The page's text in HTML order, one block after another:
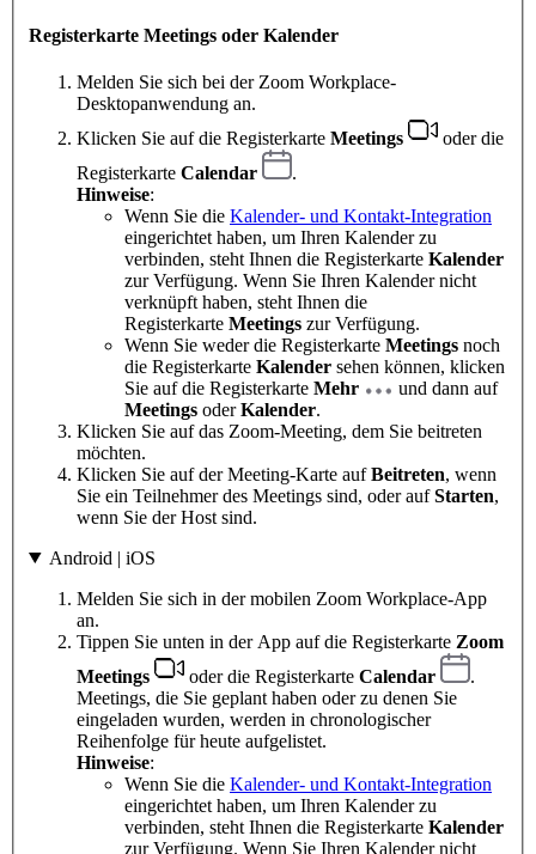
Registerkarte Meetings oder Kalender
Melden Sie sich bei der Zoom Workplace-
Desktopanwendung an.
Klicken Sie auf die Registerkarte Meetings
oder die
Registerkarte Calendar
.
Hinweise:
Wenn Sie die Kalender- und Kontakt-Integration
eingerichtet haben, um Ihren Kalender zu
verbinden, steht Ihnen die Registerkarte Kalender
zur Verfügung. Wenn Sie Ihren Kalender nicht
verknüpft haben, steht Ihnen die
Registerkarte Meetings zur Verfügung.
Wenn Sie weder die Registerkarte Meetings noch
die Registerkarte Kalender sehen können, klicken
Sie auf die Registerkarte Mehr
und dann auf
Meetings oderKalender.
Klicken Sie auf das Zoom-Meeting, dem Sie beitreten
möchten.
Klicken Sie auf der Meeting-Karte aufBeitreten, wenn
Sie ein Teilnehmer des Meetings sind, oder aufStarten,
wenn Sie der Host sind.
Android | iOS
Melden Sie sich in der mobilen Zoom Workplace-App
an.
Tippen Sie unten in der App auf die Registerkarte Zoom
Meetings
oder die Registerkarte Calendar
.
Meetings, die Sie geplant haben oder zu denen Sie
eingeladen wurden, werden in chronologischer
Reihenfolge für heute aufgelistet.
Hinweise:
Wenn Sie die Kalender- und Kontakt-Integration
eingerichtet haben, um Ihren Kalender zu
verbinden, steht Ihnen die Registerkarte Kalender
zur Verfügung. Wenn Sie Ihren Kalender nicht